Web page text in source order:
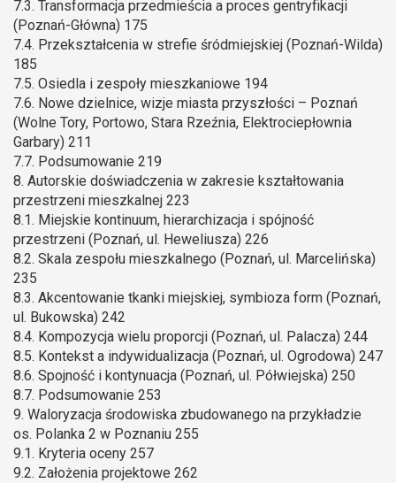
7.3. Transformacja przedmieścia a proces gentryfikacji
(Poznań-Główna) 175
7.4. Przekształcenia w strefie śródmiejskiej (Poznań-Wilda)
185
7.5. Osiedla i zespoły mieszkaniowe 194
7.6. Nowe dzielnice, wizje miasta przyszłości – Poznań
(Wolne Tory, Portowo, Stara Rzeźnia, Elektrociepłownia
Garbary) 211
7.7. Podsumowanie 219
8. Autorskie doświadczenia w zakresie kształtowania
przestrzeni mieszkalnej 223
8.1. Miejskie kontinuum, hierarchizacja i spójność
przestrzeni (Poznań, ul. Heweliusza) 226
8.2. Skala zespołu mieszkalnego (Poznań, ul. Marcelińska)
235
8.3. Akcentowanie tkanki miejskiej, symbioza form (Poznań,
ul. Bukowska) 242
8.4. Kompozycja wielu proporcji (Poznań, ul. Palacza) 244
8.5. Kontekst a indywidualizacja (Poznań, ul. Ogrodowa) 247
8.6. Spojność i kontynuacja (Poznań, ul. Półwiejska) 250
8.7. Podsumowanie 253
9. Waloryzacja środowiska zbudowanego na przykładzie
os. Polanka 2 w Poznaniu 255
9.1. Kryteria oceny 257
9.2. Założenia projektowe 262